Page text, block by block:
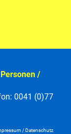
/
0041 (0)77
/Datenschutz